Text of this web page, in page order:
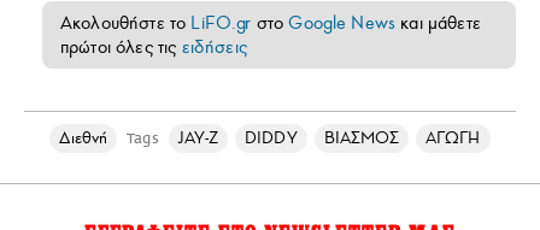
Ακολουθήστε το LiFO.gr στοGoogle News και μάθετε
πρώτοι όλες τις ειδήσεις
Διεθνή Tags JAY-Z DIDDY ΒΙΑΣΜΟΣ ΑΓΩΓΗ